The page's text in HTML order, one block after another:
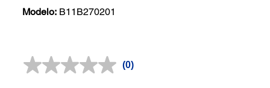
Modelo: B11B270201
Sin
(0)